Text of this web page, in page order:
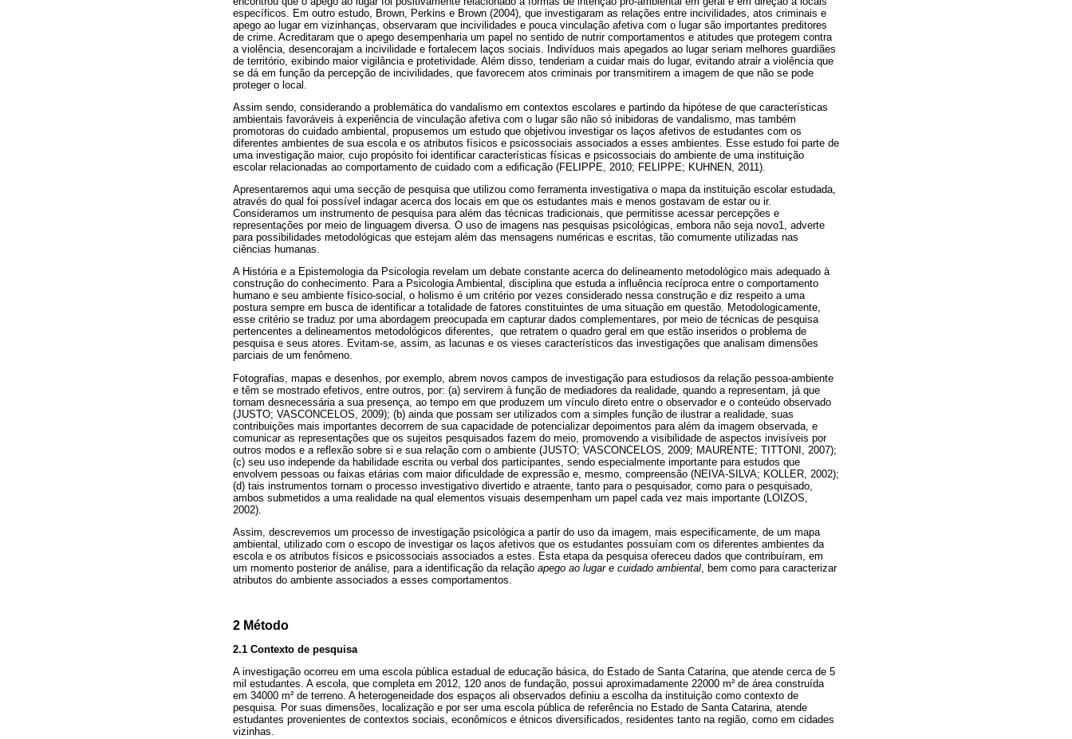
específicos. Em outro estudo, Brown, Perkins e Brown (2004), que investigaram as relações entre incivilidades, atos criminais e
apego ao lugar em vizinhanças, observaram que incivilidades e pouca vinculação afetiva com o lugar são importantes preditores
de crime. Acreditaram que o apego desempenharia um papel no sentido de nutrir comportamentos e atitudes que protegem contra
a violência, desencorajam a incivilidade e fortalecem laços sociais. Indivíduos mais apegados ao lugar seriam melhores guardiães
de território, exibindo maior vigilância e protetividade. Além disso, tenderiam a cuidar mais do lugar, evitando atrair a violência que
se dá em função da percepção de incivilidades, que favorecem atos criminais por transmitirem a imagem de que não se pode
proteger o local.
Assim sendo, considerando a problemática do vandalismo em contextos escolares e partindo da hipótese de que características
ambientais favoráveis à experiência de vinculação afetiva com o lugar são não só inibidoras de vandalismo, mas também
promotoras do cuidado ambiental, propusemos um estudo que objetivou investigar os laços afetivos de estudantes com os
diferentes ambientes de sua escola e os atributos físicos e psicossociais associados a esses ambientes. Esse estudo foi parte de
uma investigação maior, cujo propósito foi identificar características físicas e psicossociais do ambiente de uma instituição
escolar relacionadas ao comportamento de cuidado com a edificação (FELIPPE, 2010; FELIPPE; KUHNEN, 2011).
Apresentaremos aqui uma secção de pesquisa que utilizou como ferramenta investigativa o mapa da instituição escolar estudada,
através do qual foi possível indagar acerca dos locais em que os estudantes mais e menos gostavam de estar ou ir.
Consideramos um instrumento de pesquisa para além das técnicas tradicionais, que permitisse acessar percepções e
representações por meio de linguagem diversa. O uso de imagens nas pesquisas psicológicas, embora não seja novo1, adverte
para possibilidades metodológicas que estejam além das mensagens numéricas e escritas, tão comumente utilizadas nas
ciências humanas.
A História e a Epistemologia da Psicologia revelam um debate constante acerca do delineamento metodológico mais adequado à
construção do conhecimento. Para a Psicologia Ambiental, disciplina que estuda a influência recíproca entre o comportamento
humano e seu ambiente físico-social, o holismo é um critério por vezes considerado nessa construção e diz respeito a uma
postura sempre em busca de identificar a totalidade de fatores constituintes de uma situação em questão. Metodologicamente,
esse critério se traduz por uma abordagem preocupada em capturar dados complementares, por meio de técnicas de pesquisa
pertencentes a delineamentos metodológicos diferentes, que retratem o quadro geral em que estão inseridos o problema de
pesquisa e seus atores. Evitam-se, assim, as lacunas e os vieses característicos das investigações que analisam dimensões
parciais de um fenômeno.
Fotografias, mapas e desenhos, por exemplo, abrem novos campos de investigação para estudiosos da relação pessoa-ambiente
e têm se mostrado efetivos, entre outros, por: (a) servirem à função de mediadores da realidade, quando a representam, já que
tornam desnecessária a sua presença, ao tempo em que produzem um vínculo direto entre o observador e o conteúdo observado
(JUSTO; VASCONCELOS, 2009); (b) ainda que possam ser utilizados com a simples função de ilustrar a realidade, suas
contribuições mais importantes decorrem de sua capacidade de potencializar depoimentos para além da imagem observada, e
comunicar as representações que os sujeitos pesquisados fazem do meio, promovendo a visibilidade de aspectos invisíveis por
outros modos e a reflexão sobre si e sua relação com o ambiente (JUSTO; VASCONCELOS, 2009; MAURENTE; TITTONI, 2007);
(c) seu uso independe da habilidade escrita ou verbal dos participantes, sendo especialmente importante para estudos que
envolvem pessoas ou faixas etárias com maior dificuldade de expressão e, mesmo, compreensão (NEIVA-SILVA; KOLLER, 2002);
(d) tais instrumentos tornam o processo investigativo divertido e atraente, tanto para o pesquisador, como para o pesquisado,
ambos submetidos a uma realidade na qual elementos visuais desempenham um papel cada vez mais importante (LOIZOS,
2002).
Assim, descrevemos um processo de investigação psicológica a partir do uso da imagem, mais especificamente, de um mapa
ambiental, utilizado com o escopo de investigar os laços afetivos que os estudantes possuíam com os diferentes ambientes da
escola e os atributos físicos e psicossociais associados a estes. Esta etapa da pesquisa ofereceu dados que contribuíram, em
um momento posterior de análise, para a identificação da relação apego ao lugar e cuidado ambiental , bem como para caracterizar
atributos do ambiente associados a esses comportamentos.
2 Método
2.1 Contexto de pesquisa
A investigação ocorreu em uma escola pública estadual de educação básica, do Estado de Santa Catarina, que atende cerca de 5
mil estudantes. A escola, que completa em 2012, 120 anos de fundação, possui aproximadamente 22000 m² de área construída
em 34000 m² de terreno. A heterogeneidade dos espaços ali observados definiu a escolha da instituição como contexto de
pesquisa. Por suas dimensões, localização e por ser uma escola pública de referência no Estado de Santa Catarina, atende
estudantes provenientes de contextos sociais, econômicos e étnicos diversificados, residentes tanto na região, como em cidades
vizinhas.